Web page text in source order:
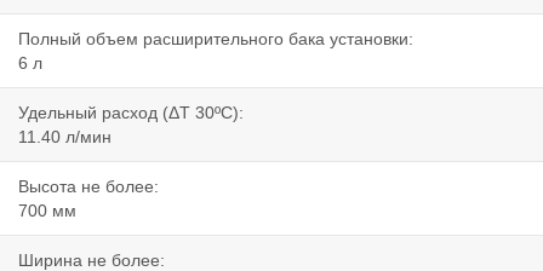
Полный объем расширительного бака установки:
6 л
Удельный расход (ΔT 30ºC):
11.40 л/мин
Высота не более:
700 мм
Ширина не более: